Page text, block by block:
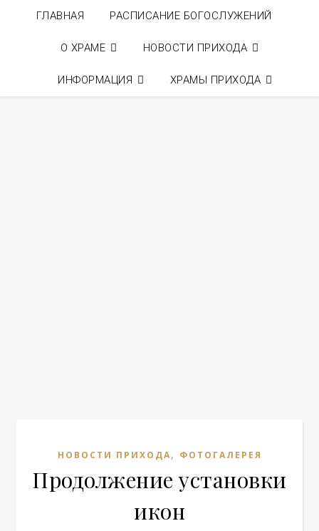
ГЛАВНАЯ РАСПИСАНИЕ БОГОСЛУЖЕНИЙ
О ХРАМЕ НОВОСТИ ПРИХОДА
ИНФОРМАЦИЯ ХРАМЫ ПРИХОДА
НОВОСТИ ПРИХОДА, ФОТОГАЛЕРЕЯ
Продолжение установки
икон